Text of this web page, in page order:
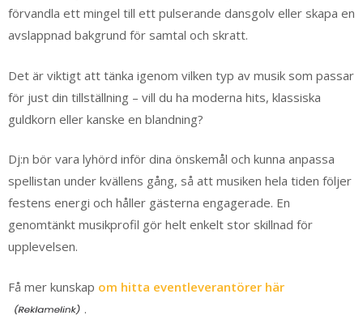
förvandla ett mingel till ett pulserande dansgolv eller skapa en
avslappnad bakgrund för samtal och skratt.
Det är viktigt att tänka igenom vilken typ av musik som passar
för just din tillställning – vill du ha moderna hits, klassiska
guldkorn eller kanske en blandning?
Dj:n bör vara lyhörd inför dina önskemål och kunna anpassa
spellistan under kvällens gång, så att musiken hela tiden följer
festens energi och håller gästerna engagerade. En
genomtänkt musikprofil gör helt enkelt stor skillnad för
upplevelsen.
Få mer kunskap om hitta eventleverantörer här
.